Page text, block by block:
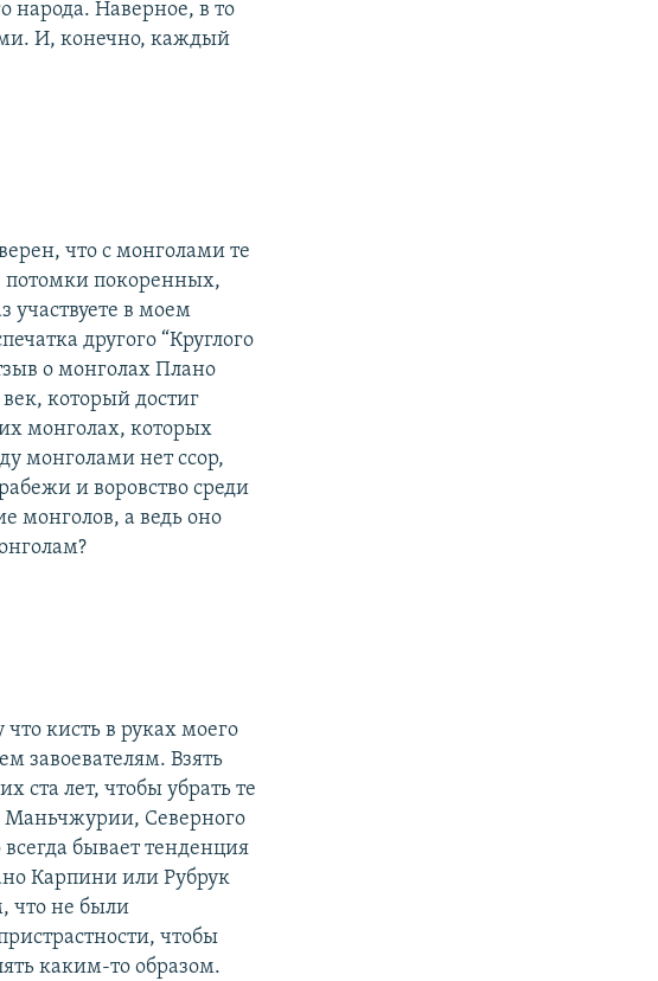
народа. Наверное, в то
И, конечно, каждый
что с монголами те
потомки покоренных,
участвуете в моем
другого “Круглого
о монголах Плано
который достиг
монголах, которых
монголами нет ссор,
и воровство среди
монголов, а ведь оно
кисть в руках моего
завоевателям. Взять
ста лет, чтобы убрать те
Маньчжурии, Северного
бывает тенденция
Карпини или Рубрук
что не были
чтобы
каким-то образом.